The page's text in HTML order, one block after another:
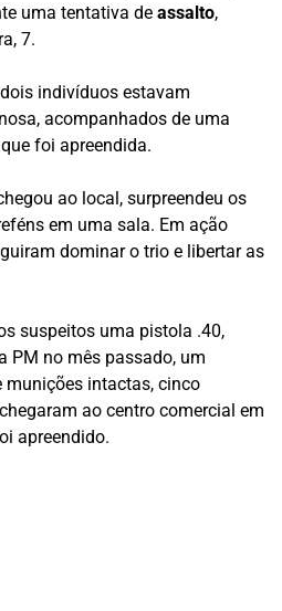
uma tentativa de assalto,
7.
indivíduos estavam
acompanhados de uma
foi apreendida.
ao local, surpreendeu os
em uma sala. Em ação
dominar o trio e libertar as
suspeitos uma pistola .40,
PM no mês passado, um
munições intactas, cinco
ao centro comercial em
apreendido.